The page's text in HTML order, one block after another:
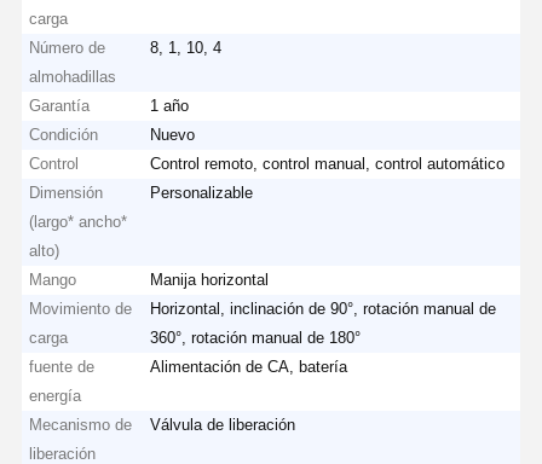
Inicio Productos Videos
carga
Número de
almohadillas
8, 1, 10, 4
Garantía
1 año
Condición
Nuevo
Control
Control remoto, control manual, control automático
Dimensión
(largo* ancho*
alto)
Personalizable
Mango
Manija horizontal
Movimiento de
carga
Horizontal, inclinación de 90°, rotación manual de
360°, rotación manual de 180°
fuente de
energía
Alimentación de CA, batería
Mecanismo de
liberación
Válvula de liberación